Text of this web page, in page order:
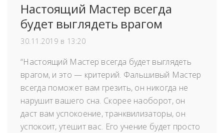
Настоящий Мастер всегда
будет выглядеть врагом
30.11.2019 в 13:20
“Настоящий Мастер всегда будет выглядеть
врагом, и это — критерий. Фальшивый Мастер
всегда поможет вам грезить, он никогда не
нарушит вашего сна. Скорее наоборот, он
даст вам успокоение, транквилизаторы, он
успокоит, утешит вас. Его учение будет просто